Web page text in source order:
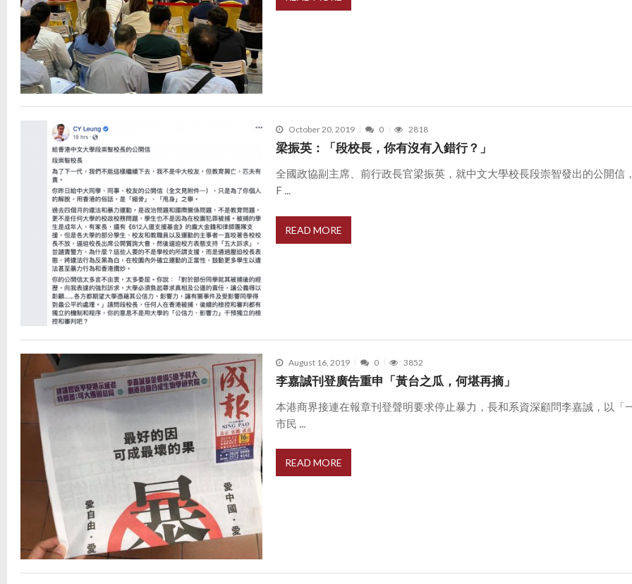
October 20, 2019 0 2818
梁振英：「段校長，你有沒有入錯行？」
全國政協副主席、前行政長官梁振英，就中文大學校長段崇智發出的公開信
F ...
READ MORE
August 16, 2019 0 3852
李嘉誠刊登廣告重申「黃台之瓜，何堪再摘」
本港商界接連在報章刊登聲明要求停止暴力，長和系資深顧問李嘉誠，以「
市民 ...
READ MORE